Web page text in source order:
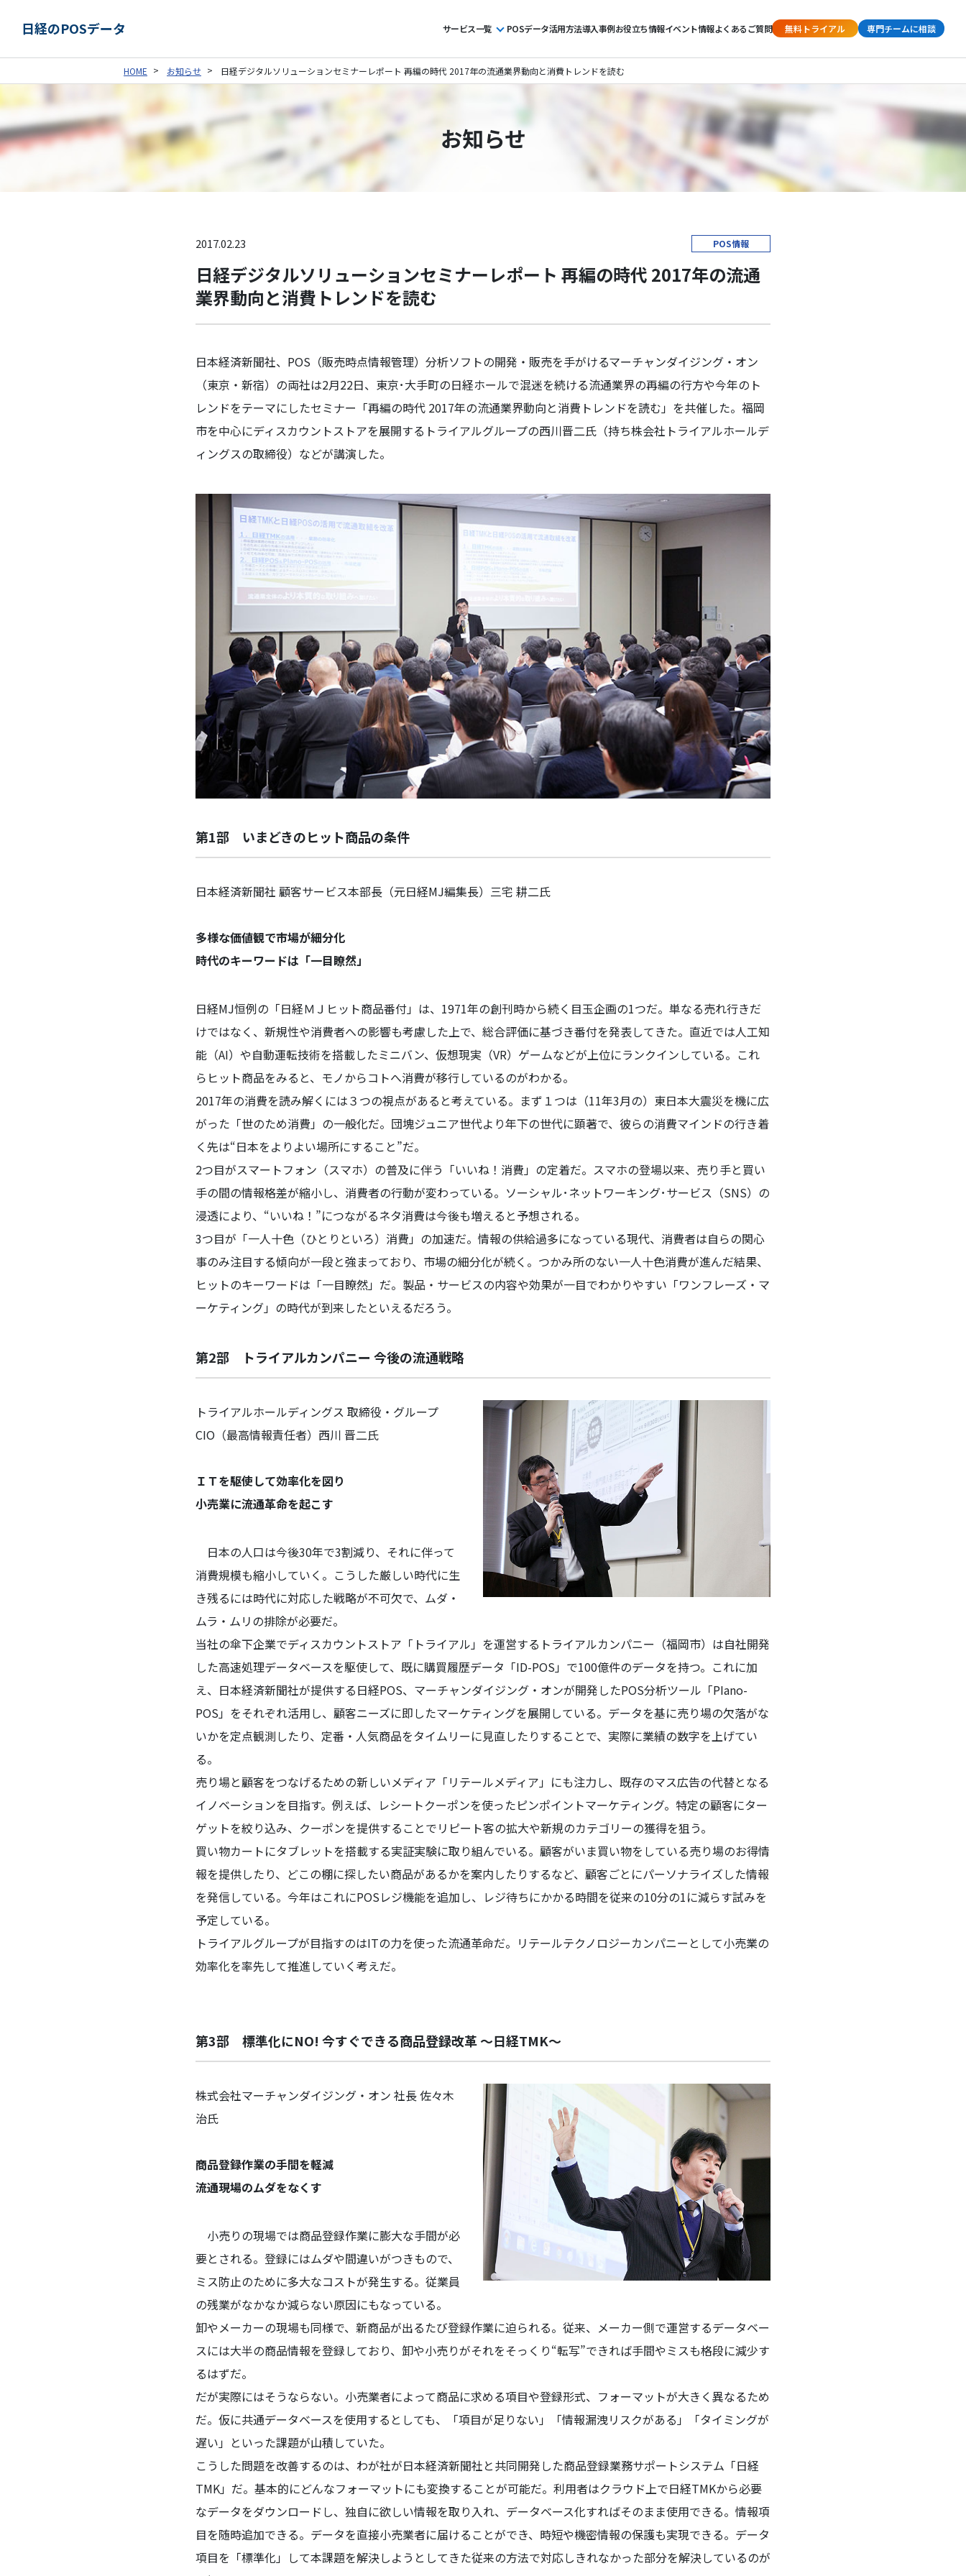
日経のPOSデータ サービス一覧 POSデータ活用方法導入事例お役立ち情報イベント情報よくあるご質問 無料トライアル 専門チームに相談
HOME お知らせ 日経デジタルソリューションセミナーレポート 再編の時代 2017年の流通業界動向と消費トレンドを読む
お知らせ
2017.02.23 POS情報
日経デジタルソリューションセミナーレポート 再編の時代 2017年の流通
業界動向と消費トレンドを読む
日本経済新聞社、POS（販売時点情報管理）分析ソフトの開発・販売を手がけるマーチャンダイジング・オン
（東京・新宿）の両社は2月22日、東京･大手町の日経ホールで混迷を続ける流通業界の再編の行方や今年のト
レンドをテーマにしたセミナー「再編の時代 2017年の流通業界動向と消費トレンドを読む」を共催した。福岡
市を中心にディスカウントストアを展開するトライアルグループの西川晋二氏（持ち株会社トライアルホールデ
ィングスの取締役）などが講演した。
第1部 いまどきのヒット商品の条件
日本経済新聞社 顧客サービス本部長（元日経MJ編集長）三宅 耕二氏
多様な価値観で市場が細分化
時代のキーワードは「一目瞭然」
日経MJ恒例の「日経ＭＪヒット商品番付」は、1971年の創刊時から続く目玉企画の1つだ。単なる売れ行きだ
けではなく、新規性や消費者への影響も考慮した上で、総合評価に基づき番付を発表してきた。直近では人工知
能（AI）や自動運転技術を搭載したミニバン、仮想現実（VR）ゲームなどが上位にランクインしている。これ
らヒット商品をみると、モノからコトへ消費が移行しているのがわかる。
2017年の消費を読み解くには３つの視点があると考えている。まず１つは（11年3月の）東日本大震災を機に広
がった「世のため消費」の一般化だ。団塊ジュニア世代より年下の世代に顕著で、彼らの消費マインドの行き着
く先は“日本をよりよい場所にすること”だ。
2つ目がスマートフォン（スマホ）の普及に伴う「いいね！消費」の定着だ。スマホの登場以来、売り手と買い
手の間の情報格差が縮小し、消費者の行動が変わっている。ソーシャル･ネットワーキング･サービス（SNS）の
浸透により、“いいね！”につながるネタ消費は今後も増えると予想される。
3つ目が「一人十色（ひとりといろ）消費」の加速だ。情報の供給過多になっている現代、消費者は自らの関心
事のみ注目する傾向が一段と強まっており、市場の細分化が続く。つかみ所のない一人十色消費が進んだ結果、
ヒットのキーワードは「一目瞭然」だ。製品・サービスの内容や効果が一目でわかりやすい「ワンフレーズ・マ
ーケティング」の時代が到来したといえるだろう。
第2部 トライアルカンパニー 今後の流通戦略
トライアルホールディングス 取締役・グループ
CIO（最高情報責任者）西川 晋二氏
ＩＴを駆使して効率化を図り
小売業に流通革命を起こす
日本の人口は今後30年で3割減り、それに伴って
消費規模も縮小していく。こうした厳しい時代に生
き残るには時代に対応した戦略が不可欠で、ムダ・
ムラ・ムリの排除が必要だ。
当社の傘下企業でディスカウントストア「トライアル」を運営するトライアルカンパニー（福岡市）は自社開発
した高速処理データベースを駆使して、既に購買履歴データ「ID-POS」で100億件のデータを持つ。これに加
え、日本経済新聞社が提供する日経POS、マーチャンダイジング・オンが開発したPOS分析ツール「PIano-
POS」をそれぞれ活用し、顧客ニーズに即したマーケティングを展開している。データを基に売り場の欠落がな
いかを定点観測したり、定番・人気商品をタイムリーに見直したりすることで、実際に業績の数字を上げてい
る。
売り場と顧客をつなげるための新しいメディア「リテールメディア」にも注力し、既存のマス広告の代替となる
イノベーションを目指す。例えば、レシートクーポンを使ったピンポイントマーケティング。特定の顧客にター
ゲットを絞り込み、クーポンを提供することでリピート客の拡大や新規のカテゴリーの獲得を狙う。
買い物カートにタブレットを搭載する実証実験に取り組んでいる。顧客がいま買い物をしている売り場のお得情
報を提供したり、どこの棚に探したい商品があるかを案内したりするなど、顧客ごとにパーソナライズした情報
を発信している。今年はこれにPOSレジ機能を追加し、レジ待ちにかかる時間を従来の10分の1に減らす試みを
予定している。
トライアルグループが目指すのはITの力を使った流通革命だ。リテールテクノロジーカンパニーとして小売業の
効率化を率先して推進していく考えだ。
第3部 標準化にNO! 今すぐできる商品登録改革 ～日経TMK～
株式会社マーチャンダイジング・オン 社長 佐々木
治氏
商品登録作業の手間を軽減
流通現場のムダをなくす
小売りの現場では商品登録作業に膨大な手間が必
要とされる。登録にはムダや間違いがつきもので、
ミス防止のために多大なコストが発生する。従業員
の残業がなかなか減らない原因にもなっている。
卸やメーカーの現場も同様で、新商品が出るたび登録作業に迫られる。従来、メーカー側で運営するデータベー
スには大半の商品情報を登録しており、卸や小売りがそれをそっくり“転写”できれば手間やミスも格段に減少す
るはずだ。
だが実際にはそうならない。小売業者によって商品に求める項目や登録形式、フォーマットが大きく異なるため
だ。仮に共通データベースを使用するとしても、「項目が足りない」「情報漏洩リスクがある」「タイミングが
遅い」といった課題が山積していた。
こうした問題を改善するのは、わが社が日本経済新聞社と共同開発した商品登録業務サポートシステム「日経
TMK」だ。基本的にどんなフォーマットにも変換することが可能だ。利用者はクラウド上で日経TMKから必要
なデータをダウンロードし、独自に欲しい情報を取り入れ、データベース化すればそのまま使用できる。情報項
目を随時追加できる。データを直接小売業者に届けることができ、時短や機密情報の保護も実現できる。データ
項目を「標準化」して本課題を解決しようとしてきた従来の方法で対応しきれなかった部分を解決しているのが